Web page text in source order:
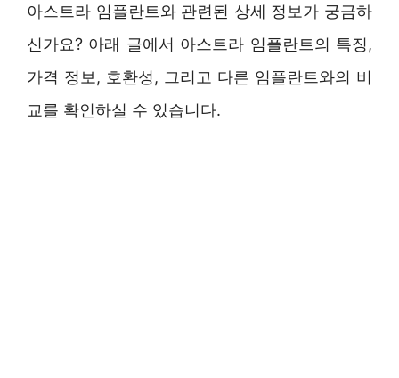
아스트라 임플란트와 관련된 상세 정보가 궁금하
신가요? 아래 글에서 아스트라 임플란트의 특징,
가격 정보, 호환성, 그리고 다른 임플란트와의 비
교를 확인하실 수 있습니다.